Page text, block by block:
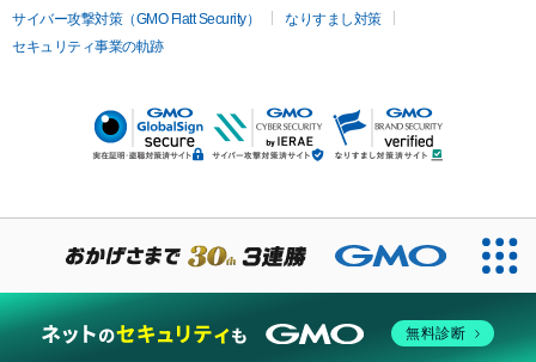
サイバー攻撃対策（GMO Flatt Security）
なりすまし対策
セキュリティ事業の軌跡
無料診断